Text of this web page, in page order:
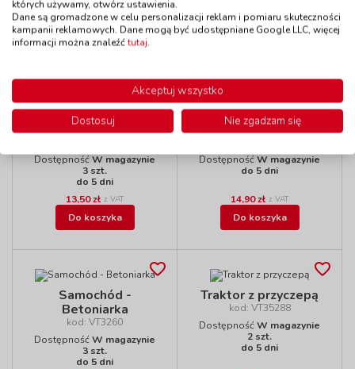
29,90 zł z VAT
Do koszyka
41,50 zł z VAT
Do koszyka
Ciężarówka
holownicza
DostępnośćW magazynie
3 szt.
do 5 dni
13,50 zł z VAT
Do koszyka
Ciężarówka z
drabiną
DostępnośćW magazynie
do 5 dni
14,90 zł z VAT
Do koszyka
Samochód -
Betoniarka
kod: VT3260
DostępnośćW magazynie
3 szt.
do 5 dni
Traktor z przyczepą
kod: VT35288
DostępnośćW magazynie
2 szt.
do 5 dni
których używamy, otwórz ustawienia.
Dane są gromadzone w celu personalizacji reklam i pomiaru skuteczności
kampanii reklamowych. Dane mogą być udostępniane Google LLC, więcej
informacji można znaleźćtutaj.
Akceptuj wszystko
Dostosuj
Nie zgadzam się